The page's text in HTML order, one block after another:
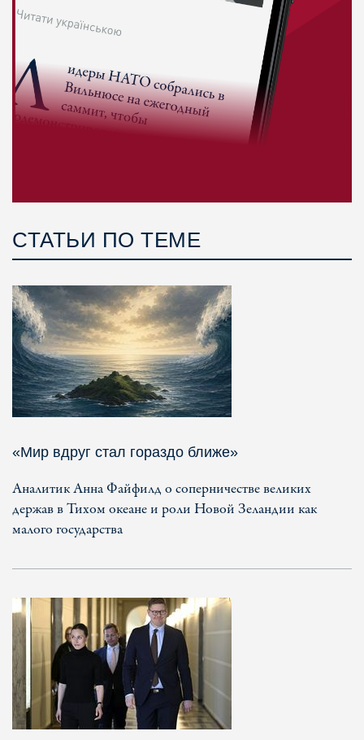
СТАТЬИ ПО ТЕМЕ
«Мир вдруг стал гораздо ближе»
Аналитик Анна Файфилд о соперничестве великих
держав в Тихом океане и роли Новой Зеландии как
малого государства